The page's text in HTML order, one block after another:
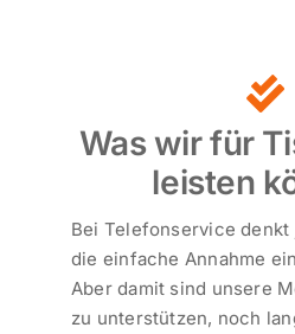
Was wir für
leisten
Bei Telefonservice denkt
die einfache Annahme
Aber damit sind unsere
zu unterstützen, noch